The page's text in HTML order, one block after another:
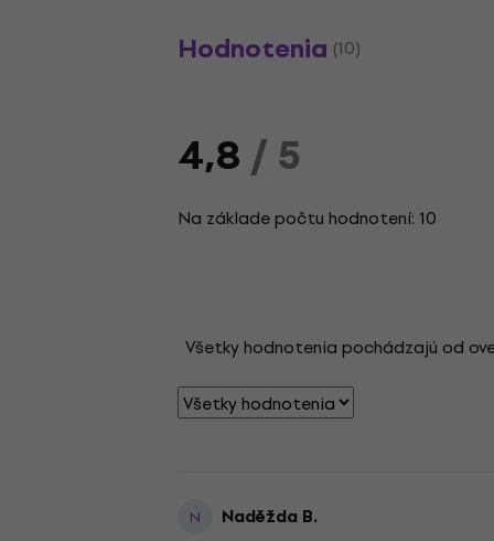
Hodnotenia (10)
4,8/ 5
Na základe počtu hodnotení: 10
Všetky hodnotenia pochádzajú od
N Naděžda B.